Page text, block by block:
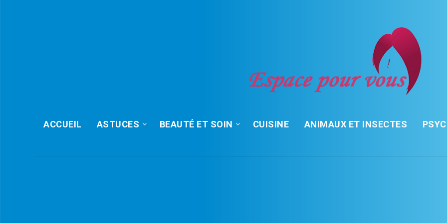
ACCUEIL ASTUCES BEAUTÉ ET SOIN CUISINE ANIMAUX ET INSECTES